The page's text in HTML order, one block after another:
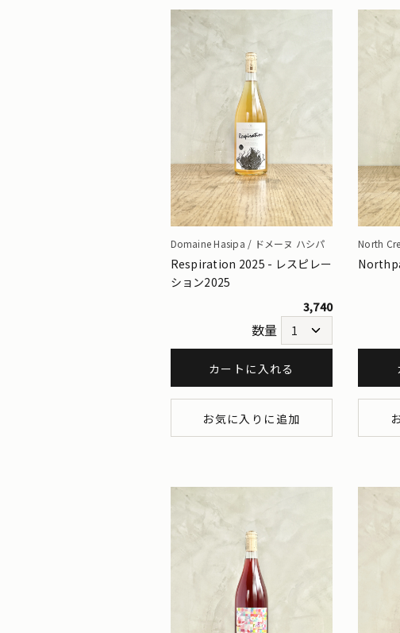
Domaine Hasipa / ドメーヌ ハシパ
Respiration 2025 - レスピレー
ション2025
3,740
数量
カートに入れる
お気に入りに追加
North